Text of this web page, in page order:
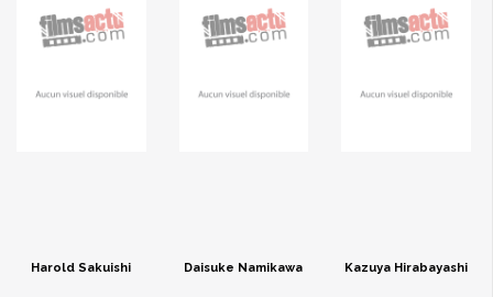
Harold Sakuishi Daisuke Namikawa Kazuya Hirabayashi